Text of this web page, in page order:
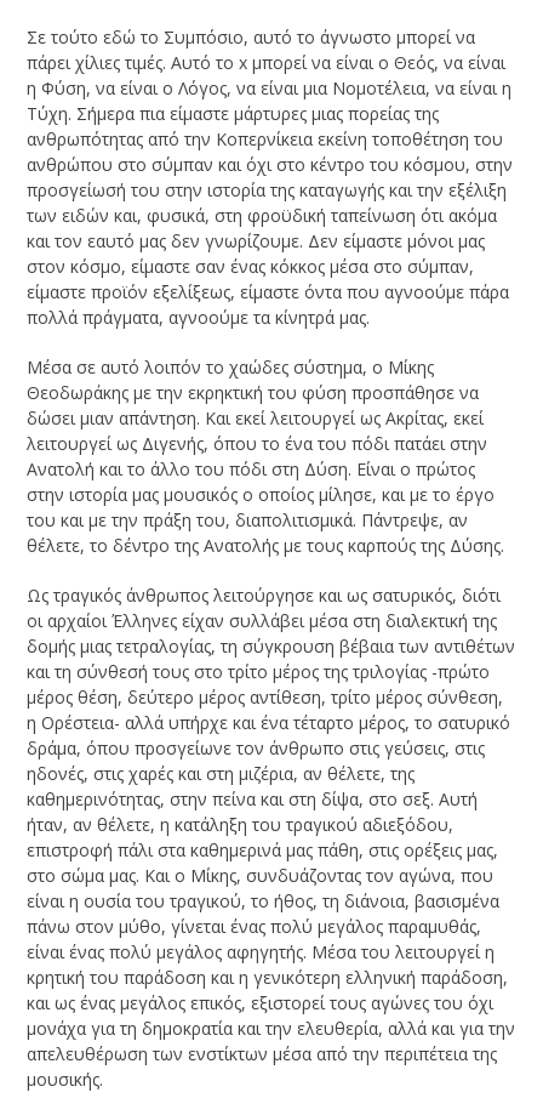
Σε τούτο εδώ το Συμπόσιο, αυτό το άγνωστο μπορεί να
πάρει χίλιες τιμές. Αυτό το x μπορεί να είναι ο Θεός, να είναι
η Φύση, να είναι ο Λόγος, να είναι μια Νομοτέλεια, να είναι η
Τύχη. Σήμερα πια είμαστε μάρτυρες μιας πορείας της
ανθρωπότητας από την Κοπερνίκεια εκείνη τοποθέτηση του
ανθρώπου στο σύμπαν και όχι στο κέντρο του κόσμου, στην
προσγείωσή του στην ιστορία της καταγωγής και την εξέλιξη
των ειδών και, φυσικά, στη φροϋδική ταπείνωση ότι ακόμα
και τον εαυτό μας δεν γνωρίζουμε. Δεν είμαστε μόνοι μας
στον κόσμο, είμαστε σαν ένας κόκκος μέσα στο σύμπαν,
είμαστε προϊόν εξελίξεως, είμαστε όντα που αγνοούμε πάρα
πολλά πράγματα, αγνοούμε τα κίνητρά μας.
Μέσα σε αυτό λοιπόν το χαώδες σύστημα, ο Μίκης
Θεοδωράκης με την εκρηκτική του φύση προσπάθησε να
δώσει μιαν απάντηση. Και εκεί λειτουργεί ως Ακρίτας, εκεί
λειτουργεί ως Διγενής, όπου το ένα του πόδι πατάει στην
Ανατολή και το άλλο του πόδι στη Δύση. Είναι ο πρώτος
στην ιστορία μας μουσικός ο οποίος μίλησε, και με το έργο
του και με την πράξη του, διαπολιτισμικά. Πάντρεψε, αν
θέλετε, το δέντρο της Ανατολής με τους καρπούς της Δύσης.
Ως τραγικός άνθρωπος λειτούργησε και ως σατυρικός, διότι
οι αρχαίοι Έλληνες είχαν συλλάβει μέσα στη διαλεκτική της
δομής μιας τετραλογίας, τη σύγκρουση βέβαια των αντιθέτων
και τη σύνθεσή τους στο τρίτο μέρος της τριλογίας -πρώτο
μέρος θέση, δεύτερο μέρος αντίθεση, τρίτο μέρος σύνθεση,
η Ορέστεια- αλλά υπήρχε και ένα τέταρτο μέρος, το σατυρικό
δράμα, όπου προσγείωνε τον άνθρωπο στις γεύσεις, στις
ηδονές, στις χαρές και στη μιζέρια, αν θέλετε, της
καθημερινότητας, στην πείνα και στη δίψα, στο σεξ. Αυτή
ήταν, αν θέλετε, η κατάληξη του τραγικού αδιεξόδου,
επιστροφή πάλι στα καθημερινά μας πάθη, στις ορέξεις μας,
στο σώμα μας. Και ο Μίκης, συνδυάζοντας τον αγώνα, που
είναι η ουσία του τραγικού, το ήθος, τη διάνοια, βασισμένα
πάνω στον μύθο, γίνεται ένας πολύ μεγάλος παραμυθάς,
είναι ένας πολύ μεγάλος αφηγητής. Μέσα του λειτουργεί η
κρητική του παράδοση και η γενικότερη ελληνική παράδοση,
και ως ένας μεγάλος επικός, εξιστορεί τους αγώνες του όχι
μονάχα για τη δημοκρατία και την ελευθερία, αλλά και για την
απελευθέρωση των ενστίκτων μέσα από την περιπέτεια της
μουσικής.